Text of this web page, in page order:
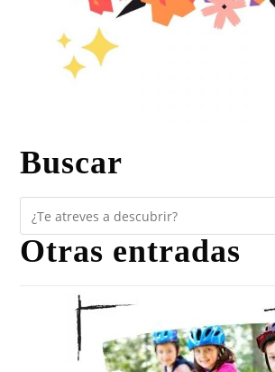
Buscar
Otras entradas